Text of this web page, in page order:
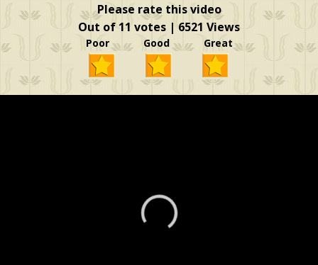
Please rate this video
Out of 11 votes | 6521 Views
Poor Good Great